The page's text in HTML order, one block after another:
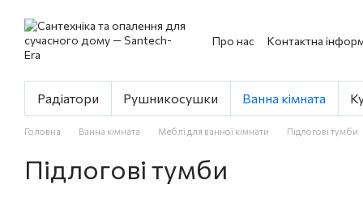
Про нас Контактна
Радіатори Рушникосушки Ванна кімната
Головна Ванна кімната Меблі для ванної кімнати Підлогові тумби
Підлогові тумби